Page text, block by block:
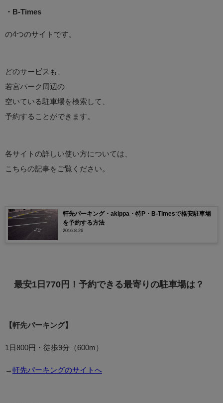
・B-Times
の4つのサイトです。
どのサービスも、
若宮パーク周辺の
空いている駐車場を検索して、
予約することができます。
各サイトの詳しい使い方については、
こちらの記事をご覧ください。
軒先パーキング・akippa・特P・B-Timesで格安駐車場
を予約する方法
2016.8.26
最安1日770円！予約できる最寄りの駐車場は？
【軒先パーキング】
1日800円・徒歩9分（600m）
→ 軒先パーキングのサイトへ